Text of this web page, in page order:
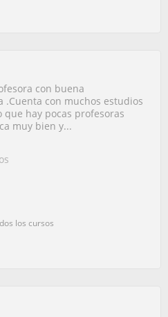
con buena
.Cuenta con muchos estudios
que hay pocas profesoras
muy bien y...
los cursos